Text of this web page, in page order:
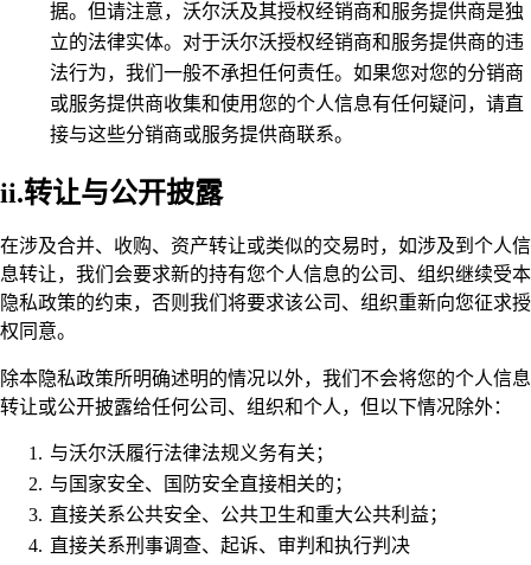
据。但请注意，沃尔沃及其授权经销商和服务提供商是独
立的法律实体。对于沃尔沃授权经销商和服务提供商的违
法行为，我们一般不承担任何责任。如果您对您的分销商
或服务提供商收集和使用您的个人信息有任何疑问，请直
接与这些分销商或服务提供商联系。
ii.转让与公开披露
在涉及合并、收购、资产转让或类似的交易时，如涉及到个人信
息转让，我们会要求新的持有您个人信息的公司、组织继续受本
隐私政策的约束，否则我们将要求该公司、组织重新向您征求授
权同意。
除本隐私政策所明确述明的情况以外，我们不会将您的个人信息
转让或公开披露给任何公司、组织和个人，但以下情况除外：
与沃尔沃履行法律法规义务有关；
与国家安全、国防安全直接相关的；
直接关系公共安全、公共卫生和重大公共利益；
直接关系刑事调查、起诉、审判和执行判决